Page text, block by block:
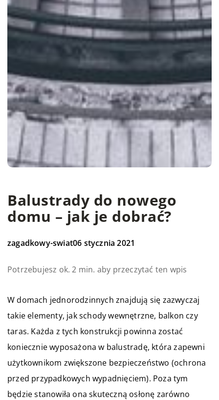
Balustrady do nowego
domu – jak je dobrać?
zagadkowy-swiat06 stycznia 2021
Potrzebujesz ok. 2 min. aby przeczytać ten wpis
W domach jednorodzinnych znajdują się zazwyczaj
takie elementy, jak schody wewnętrzne, balkon czy
taras. Każda z tych konstrukcji powinna zostać
koniecznie wyposażona w balustradę, która zapewni
użytkownikom zwiększone bezpieczeństwo (ochrona
przed przypadkowych wypadnięciem). Poza tym
będzie stanowiła ona skuteczną osłonę zarówno